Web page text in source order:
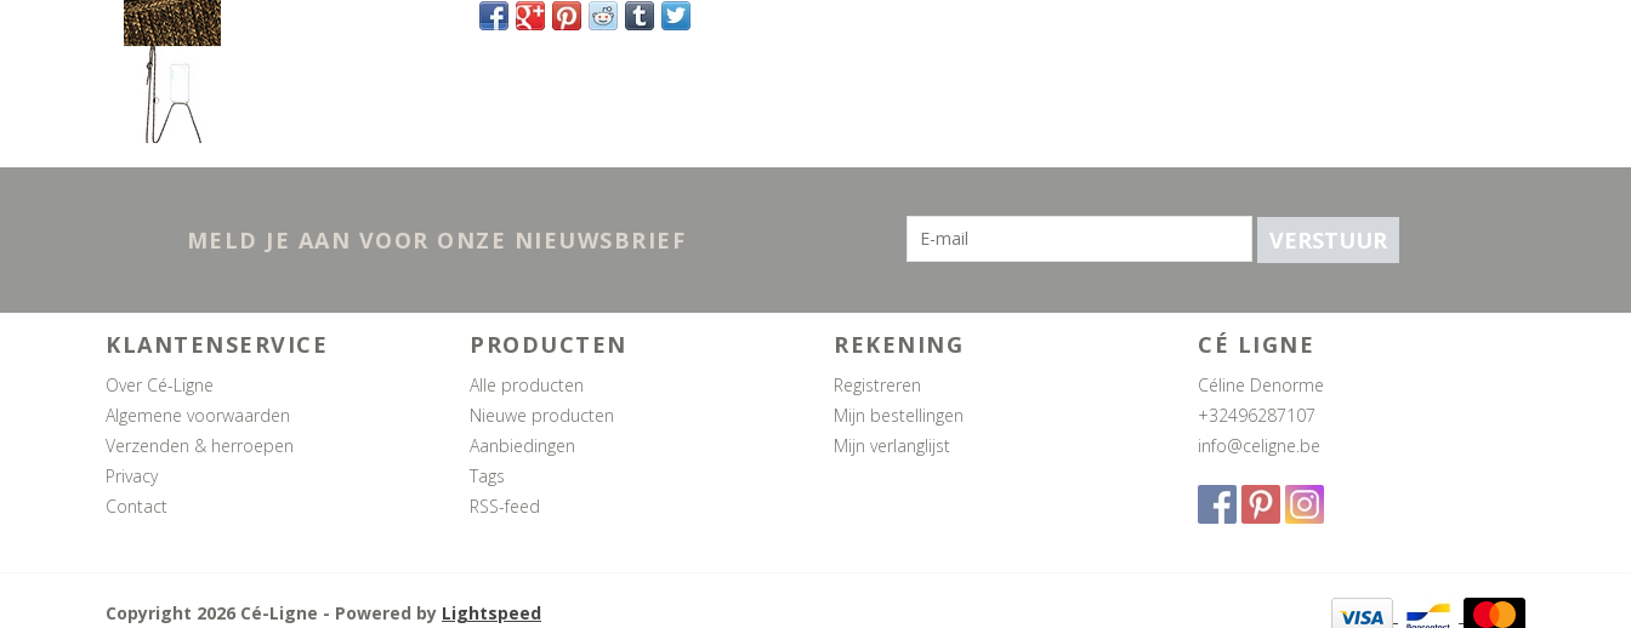
MELD JE AAN VOOR ONZE NIEUWSBRIEF VERSTUUR
KLANTENSERVICE
Over Cé-Ligne
Algemene voorwaarden
Verzenden & herroepen
Privacy
Contact
PRODUCTEN
Alle producten
Nieuwe producten
Aanbiedingen
Tags
RSS-feed
REKENING
Registreren
Mijn bestellingen
Mijn verlanglijst
CÉ LIGNE
Céline Denorme
+32496287107
info@celigne.be
Copyright 2026 Cé-Ligne - Powered by Lightspeed